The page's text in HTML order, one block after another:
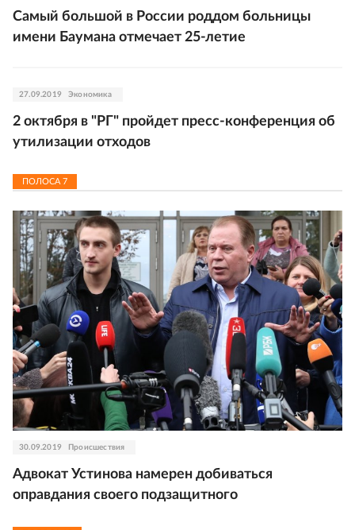
Самый большой в России роддом больницы
имени Баумана отмечает 25-летие
27.09.2019 Экономика
2 октября в "РГ" пройдет пресс-конференция об
утилизации отходов
ПОЛОСА 7
30.09.2019 Происшествия
Адвокат Устинова намерен добиваться
оправдания своего подзащитного